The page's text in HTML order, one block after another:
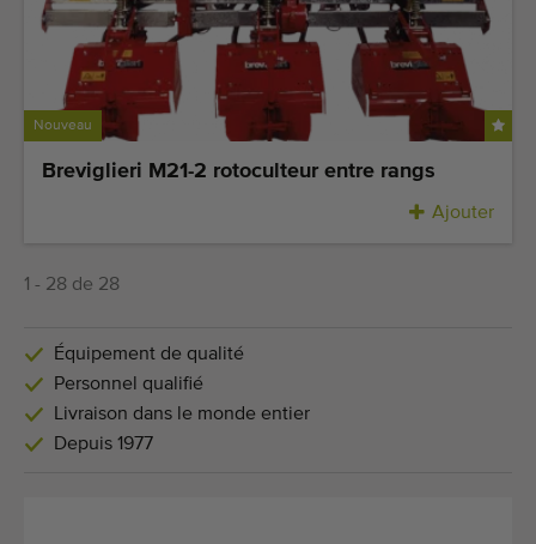
Nouveau
Breviglieri M21-2 rotoculteur entre rangs
Ajouter
1 - 28 de 28
Équipement de qualité
Personnel qualifié
Livraison dans le monde entier
Depuis 1977